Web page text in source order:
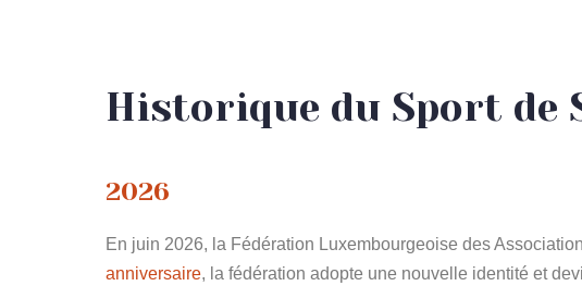
Historique du Sport de
2026
En juin 2026, la Fédération Luxembourgeoise des
anniversaire, la fédération adopte une nouvelle identité et